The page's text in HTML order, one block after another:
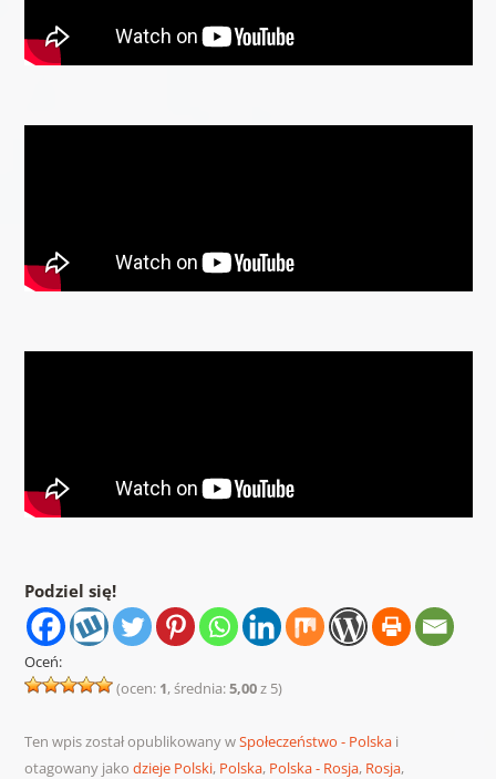
Podziel się!
Oceń:
(ocen: 1, średnia:5,00z 5)
Ten wpis został opublikowany wSpołeczeństwo - Polskai
otagowany jako dzieje Polski, Polska, Polska - Rosja, Rosja,